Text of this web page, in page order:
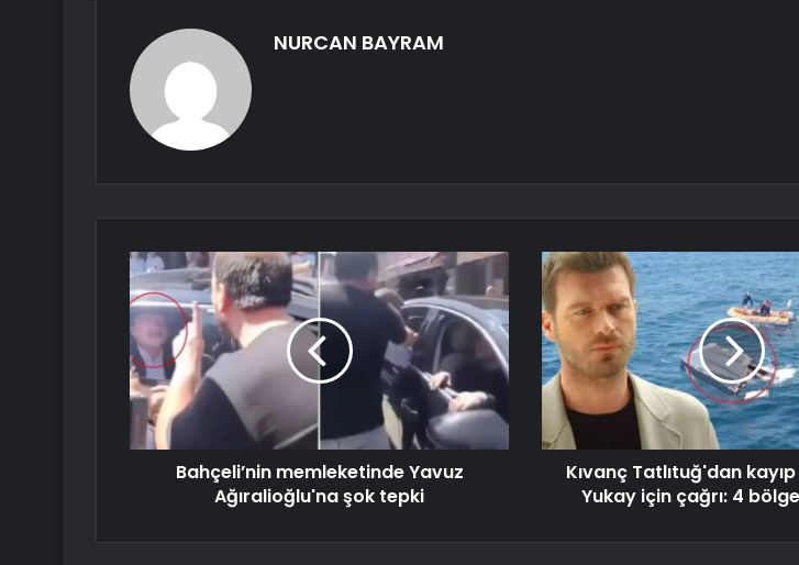
NURCAN BAYRAM
Bahçeli’nin memleketinde Yavuz
Ağıralioğlu'na şok tepki
Kıvanç Tatlıtuğ'dan
Yukay için çağrı: 4